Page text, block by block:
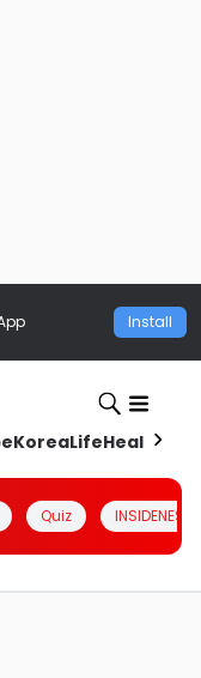
Install
KoreaLifeHealth
Quiz INSIDENESIA